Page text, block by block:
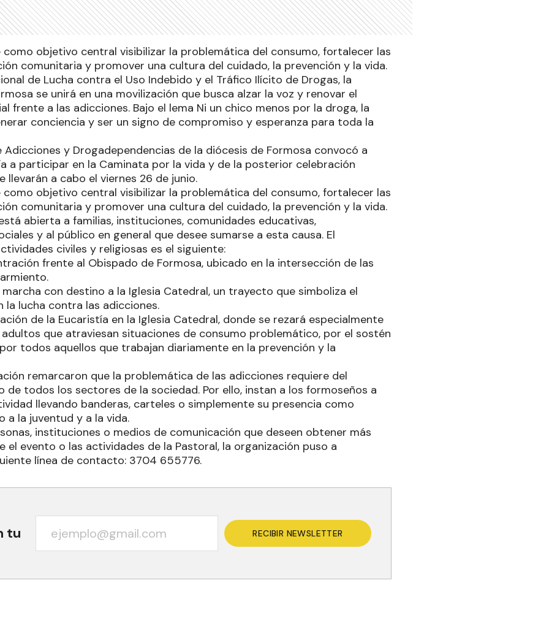
como objetivo central visibilizar la problemática del consumo, fortalecer las
comunitaria y promover una cultura del cuidado, la prevención y la vida.
de Lucha contra el Uso Indebido y el Tráfico Ilícito de Drogas, la
se unirá en una movilización que busca alzar la voz y renovar el
frente a las adicciones. Bajo el lema Ni un chico menos por la droga, la
conciencia y ser un signo de compromiso y esperanza para toda la
Adicciones y Drogadependencias de la diócesis de Formosa convocó a
a participar en la Caminata por la vida y de la posterior celebración
llevarán a cabo el viernes 26 de junio.
como objetivo central visibilizar la problemática del consumo, fortalecer las
comunitaria y promover una cultura del cuidado, la prevención y la vida.
abierta a familias, instituciones, comunidades educativas,
y al público en general que desee sumarse a esta causa. El
civiles y religiosas es el siguiente:
frente al Obispado de Formosa, ubicado en la intersección de las
marcha con destino a la Iglesia Catedral, un trayecto que simboliza el
la lucha contra las adicciones.
de la Eucaristía en la Iglesia Catedral, donde se rezará especialmente
que atraviesan situaciones de consumo problemático, por el sostén
todos aquellos que trabajan diariamente en la prevención y la
remarcaron que la problemática de las adicciones requiere del
de todos los sectores de la sociedad. Por ello, instan a los formoseños a
llevando banderas, carteles o simplemente su presencia como
a la juventud y a la vida.
instituciones o medios de comunicación que deseen obtener más
el evento o las actividades de la Pastoral, la organización puso a
línea de contacto: 3704 655776.
tu RECIBIR NEWSLETTER